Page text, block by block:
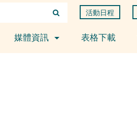
活動日程
媒體資訊 表格下載